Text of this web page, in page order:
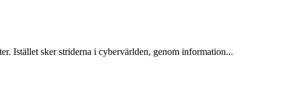
Istället sker striderna i cybervärlden, genom information...